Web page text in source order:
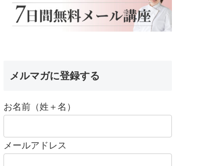
メルマガに登録する
お名前（姓＋名）
メールアドレス